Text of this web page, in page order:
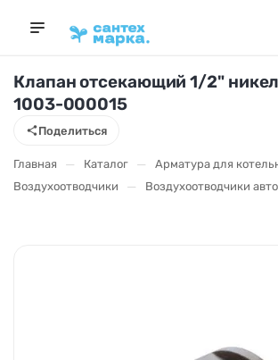
Поделиться
Клапан отсекающий 1/2"
1003-000015
Главная — Каталог — Арматура для
Воздухоотводчики — Воздухоотводчики